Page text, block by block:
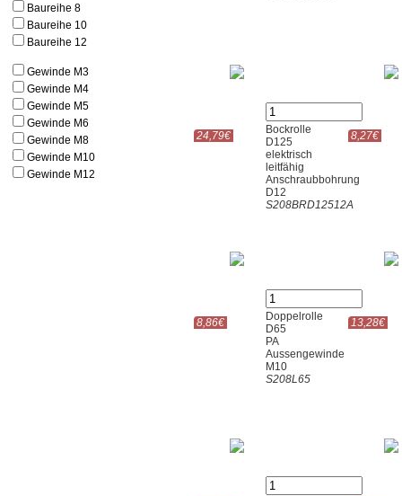
Bockrolle
D125
elektrisch
leitfähig
Anschraubbohrung
D12
S208BRD12512A
24,79€ 8,27€
Doppelrolle
D65
PA
Aussengewinde
M10
S208L65
8,86€ 13,28€
Baureihe 8
Baureihe 10
Baureihe 12
Gewinde M3
Gewinde M4
Gewinde M5
Gewinde M6
Gewinde M8
Gewinde M10
Gewinde M12